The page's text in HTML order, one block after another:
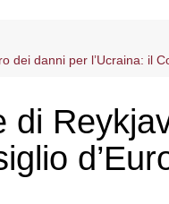
didattico-
del Master
dei danni per l’Ucraina: il
di